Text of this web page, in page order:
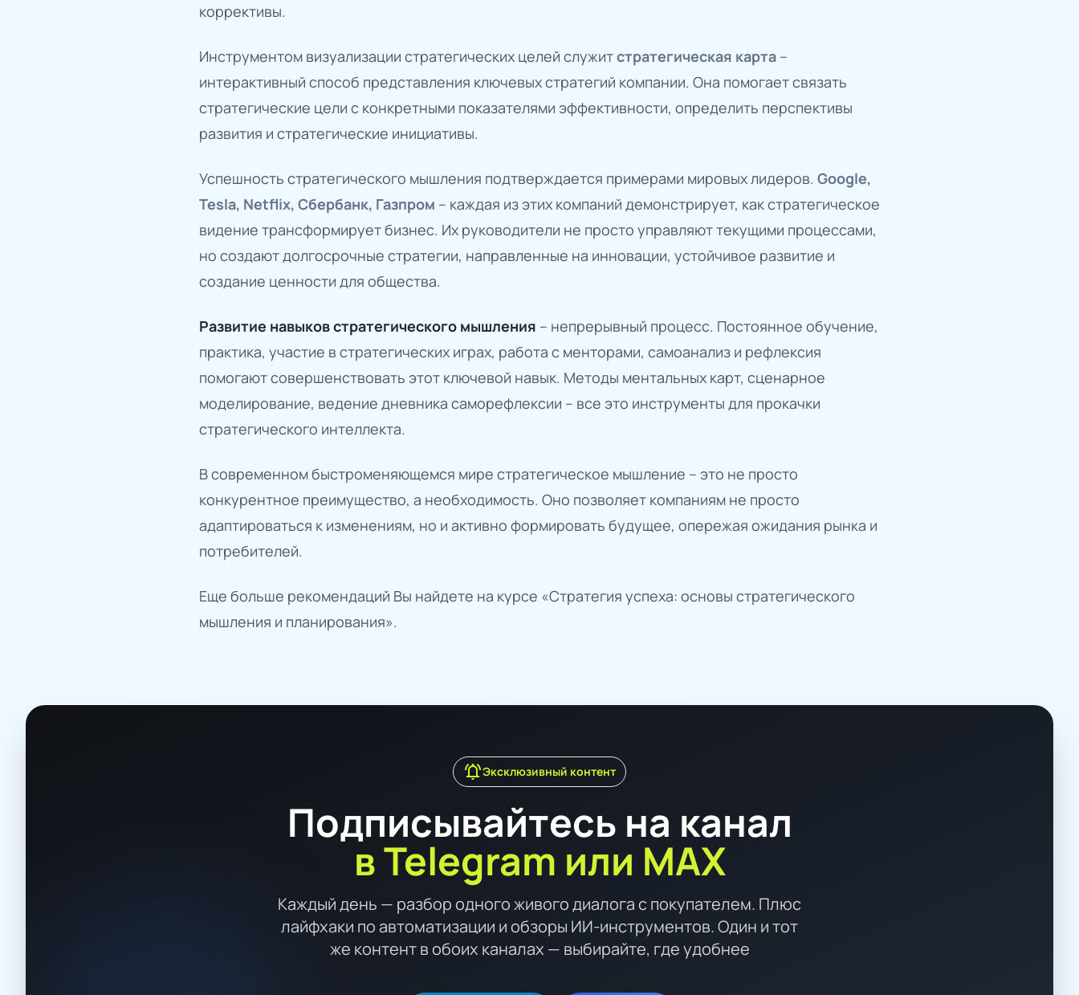
коррективы.
Инструментом визуализации стратегических целей служитстратегическая карта –
интерактивный способ представления ключевых стратегий компании. Она помогает связать
стратегические цели с конкретными показателями эффективности, определить перспективы
развития и стратегические инициативы.
Успешность стратегического мышления подтверждается примерами мировых лидеров. Google,
Tesla, Netflix, Сбербанк, Газпром – каждая из этих компаний демонстрирует, как стратегическое
видение трансформирует бизнес. Их руководители не просто управляют текущими процессами,
но создают долгосрочные стратегии, направленные на инновации, устойчивое развитие и
создание ценности для общества.
Развитие навыков стратегического мышления – непрерывный процесс. Постоянное обучение,
практика, участие в стратегических играх, работа с менторами, самоанализ и рефлексия
помогают совершенствовать этот ключевой навык. Методы ментальных карт, сценарное
моделирование, ведение дневника саморефлексии – все это инструменты для прокачки
стратегического интеллекта.
В современном быстроменяющемся мире стратегическое мышление – это не просто
конкурентное преимущество, а необходимость. Оно позволяет компаниям не просто
адаптироваться к изменениям, но и активно формировать будущее, опережая ожидания рынка и
потребителей.
Еще больше рекомендаций Вы найдете на курсе «Стратегия успеха: основы стратегического
мышления и планирования».
notifications_activeЭксклюзивный контент
Подписывайтесь на канал
в Telegram или MAX
Каждый день — разбор одного живого диалога с покупателем. Плюс
лайфхаки по автоматизации и обзоры ИИ-инструментов. Один и тот
же контент в обоих каналах — выбирайте, где удобнее